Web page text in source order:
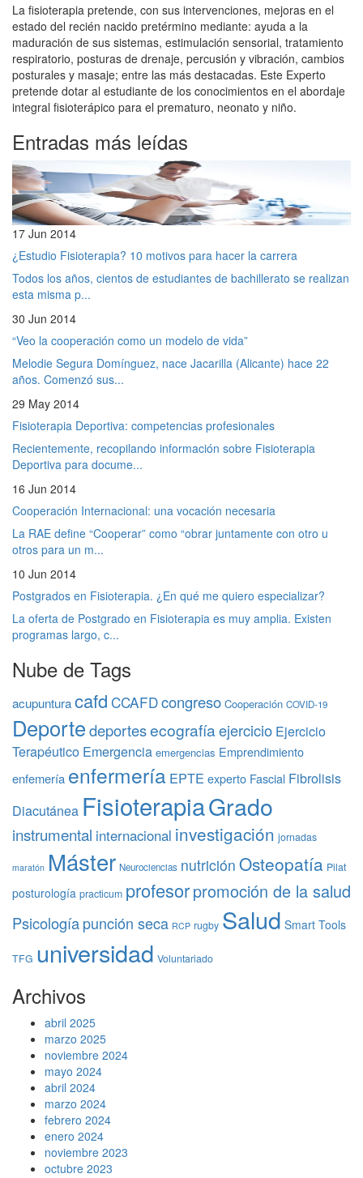
La fisioterapia pretende, con sus intervenciones, mejoras en el
estado del recién nacido pretérmino mediante: ayuda a la
maduración de sus sistemas, estimulación sensorial, tratamiento
respiratorio, posturas de drenaje, percusión y vibración, cambios
posturales y masaje; entre las más destacadas. Este Experto
pretende dotar al estudiante de los conocimientos en el abordaje
integral fisioterápico para el prematuro, neonato y niño.
Entradas más leídas
17 Jun 2014
¿Estudio Fisioterapia? 10 motivos para hacer la carrera
Todos los años, cientos de estudiantes de bachillerato se realizan
esta misma p...
30 Jun 2014
“Veo la cooperación como un modelo de vida”
Melodie Segura Domínguez, nace Jacarilla (Alicante) hace 22
años. Comenzó sus...
29 May 2014
Fisioterapia Deportiva: competencias profesionales
Recientemente, recopilando información sobre Fisioterapia
Deportiva para docume...
16 Jun 2014
Cooperación Internacional: una vocación necesaria
La RAE define “Cooperar” como “obrar juntamente con otro u
otros para un m...
10 Jun 2014
Postgrados en Fisioterapia. ¿En qué me quiero especializar?
La oferta de Postgrado en Fisioterapia es muy amplia. Existen
programas largo, c...
Nube de Tags
acupunturacafd CCAFDcongreso Cooperación COVID-19
Deportedeportesecografíaejercicio Ejercicio
Terapéutico Emergencia emergencias Emprendimiento
enfemería enfermería EPTE experto Fascial Fibrolisis
Diacutánea FisioterapiaGrado
instrumental internacional investigación jornadas
maratón Máster Neurociencias nutrición Osteopatía Pilat
posturología practicum profesorpromoción de la salud
Psicologíapunción seca RCP rugby Salud Smart Tools
TFG universidad Voluntariado
Archivos
abril 2025
marzo 2025
noviembre 2024
mayo 2024
abril 2024
marzo 2024
febrero 2024
enero 2024
noviembre 2023
octubre 2023